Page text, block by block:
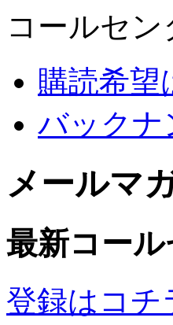
コールセ
購読希望
バックナ
メールマ
最新コー
登録はコチ